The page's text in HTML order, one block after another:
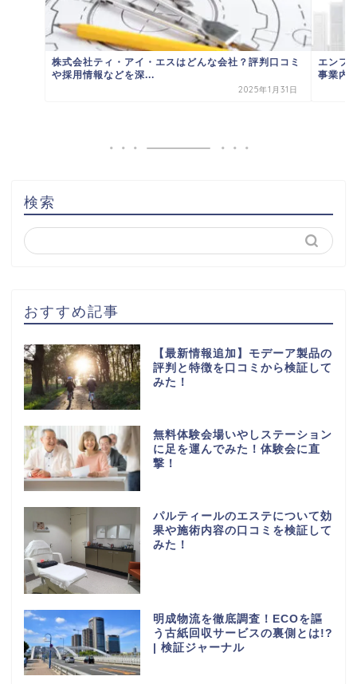
株式会社ティ・アイ・エスはどんな会社？評判口コミ
や採用情報などを深...
2025年1月31日
エンフ
事業内
検索
おすすめ記事
【最新情報追加】モデーア製品の
評判と特徴を口コミから検証して
みた！
無料体験会場いやしステーション
に足を運んでみた！体験会に直
撃！
パルティールのエステについて効
果や施術内容の口コミを検証して
みた！
明成物流を徹底調査！ECOを謳
う古紙回収サービスの裏側とは!?
| 検証ジャーナル